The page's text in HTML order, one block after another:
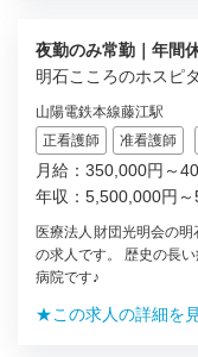
夜勤のみ常勤｜年間
明石こころのホスピ
山陽電鉄本線藤江駅
正看護師
准看護師
月給：350,000円～
年収：5,500,000円
医療法人財団光明会の
の求人です。 歴史の長
病院です♪
★この求人の詳細を